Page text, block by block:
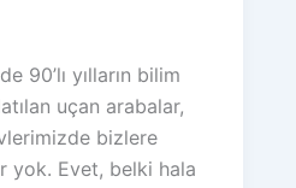
90’lı yılların bilim
uçan arabalar,
bizlere
yok. Evet, belki hala